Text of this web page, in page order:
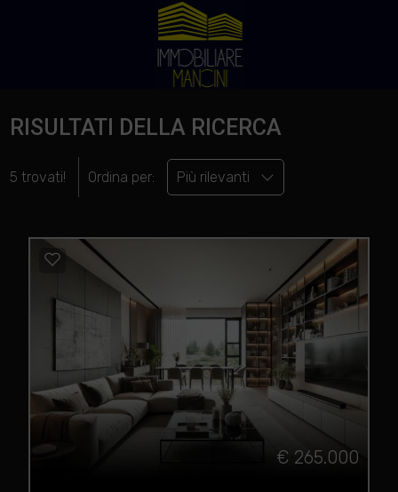
RISULTATI DELLA RICERCA
5 trovati! Ordina per: Più rilevanti
€ 265.000